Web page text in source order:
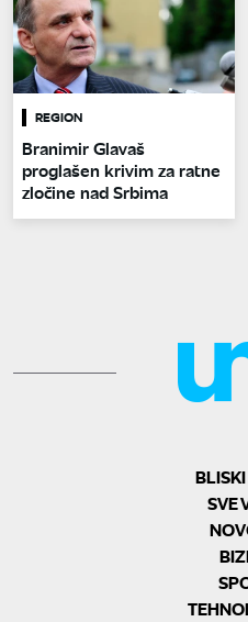
REGION
Branimir Glavaš
proglašen krivim za ratne
zločine nad Srbima
SVE